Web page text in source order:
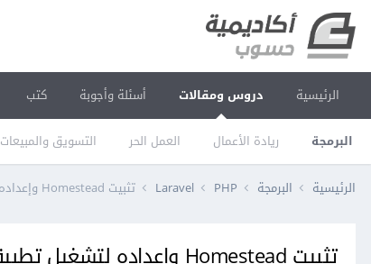
الرئيسية دروس ومقالات
البرمجة ريادة الأعمال العمل الحر التسويق والمبيعات
أسئلة وأجوبة كتب
الرئيسية البرمجة PHP
Laravel تثبيت Homestead وإعداده لتشغيل تطبيقات Laravel